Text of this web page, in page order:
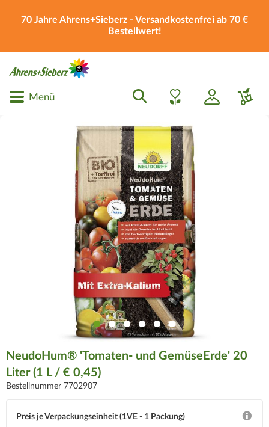
70 Jahre Ahrens+Sieberz - Versandkostenfrei ab 70 €
Bestellwert!
Menü
NeudoHum® 'Tomaten- und GemüseErde' 20
Liter (1 L / € 0,45)
Bestellnummer 7702907
Preis je Verpackungseinheit (1VE - 1 Packung)